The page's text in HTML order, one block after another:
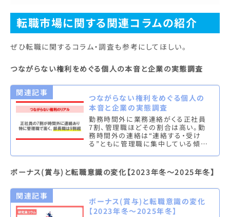
転職市場に関する関連コラムの紹介
ぜひ転職に関するコラム・調査も参考にしてほしい。
つながらない権利をめぐる個人の本音と企業の実態調査
関連記事
つながらない権利をめぐる個人の
本音と企業の実態調査
勤務時間外に業務連絡がくる正社員
7割、管理職ほどその割合は高い。勤
務時間外の連絡は“連絡する・受け
る”ともに管理職に集中している傾向
は…
ボーナス(賞与)と転職意識の変化【2023年冬～2025年冬】
関連記事
ボーナス(賞与)と転職意識の変化
【2023年冬～2025年冬】